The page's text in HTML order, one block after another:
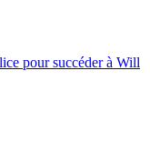
pour succéder à Will